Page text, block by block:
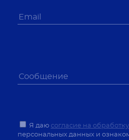
Я даю согласие на обработку
персональных данных и